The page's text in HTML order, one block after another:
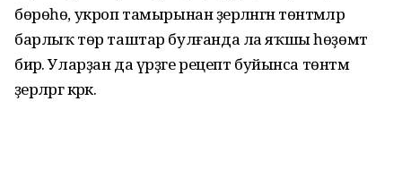
бөрөһө, укроп тамырынан әҙерләнгән төнәтмәләр
барлыҡ төр таштар булғанда ла яҡшы һөҙөмтә
бирә. Уларҙан да үрҙәге рецепт буйынса төнәтмә
әҙерләргә кәрәк.